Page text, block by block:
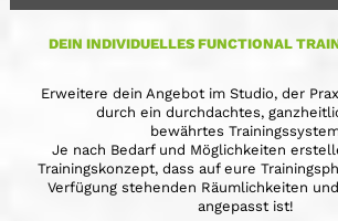
DEIN INDIVIDUELLES FUNCTIONAL
Erweitere dein Angebot im Studio, der
durch ein durchdachtes,
bewährtes
Je nach Bedarf und Möglichkeiten
Trainingskonzept, dass auf eure
Verfügung stehenden Räumlichkeiten
angepasst ist!